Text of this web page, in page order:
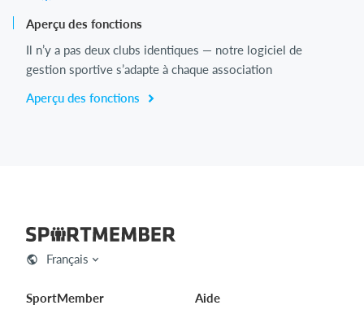
Aperçu des fonctions
Il n’y a pas deux clubs identiques — notre logiciel de
gestion sportive s’adapte à chaque association
Aperçu des fonctions
Français
SportMember
Aide